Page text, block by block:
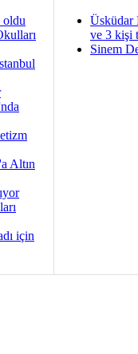
oldu
Altın
için
Üsküdar
ve 3 kişi
Sinem